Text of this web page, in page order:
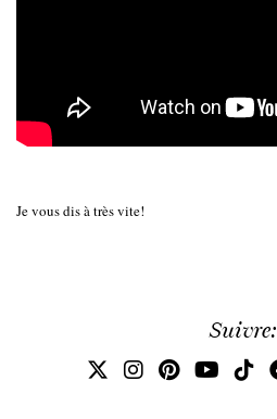
Je vous dis à très vite!
Suivre: